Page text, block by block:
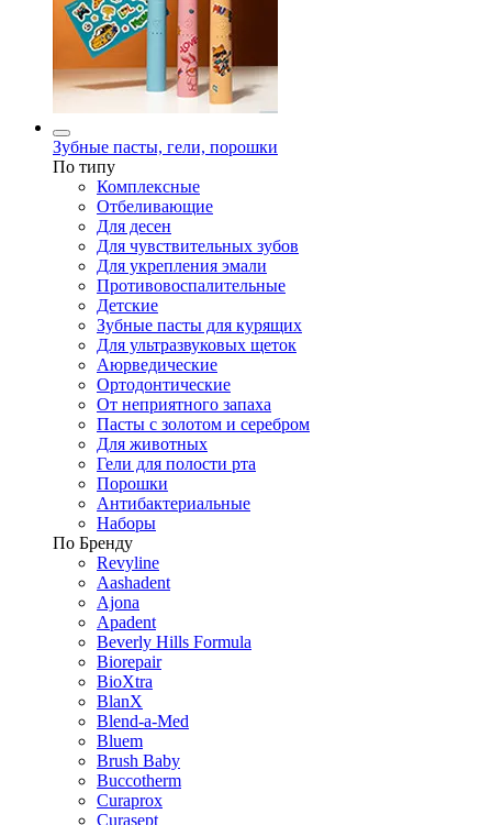
Зубные пасты, гели, порошки
По типу
Комплексные
Отбеливающие
Для десен
Для чувствительных зубов
Для укрепления эмали
Противовоспалительные
Детские
Зубные пасты для курящих
Для ультразвуковых щеток
Аюрведические
Ортодонтические
От неприятного запаха
Пасты с золотом и серебром
Для животных
Гели для полости рта
Порошки
Антибактериальные
Наборы
По Бренду
Revyline
Aashadent
Ajona
Apadent
Beverly Hills Formula
Biorepair
BioXtra
BlanX
Blend-a-Med
Bluem
Brush Baby
Buccotherm
Curaprox
Curasept